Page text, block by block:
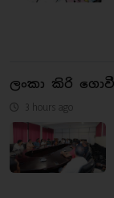
ලංකා කිරි
3 hours ago